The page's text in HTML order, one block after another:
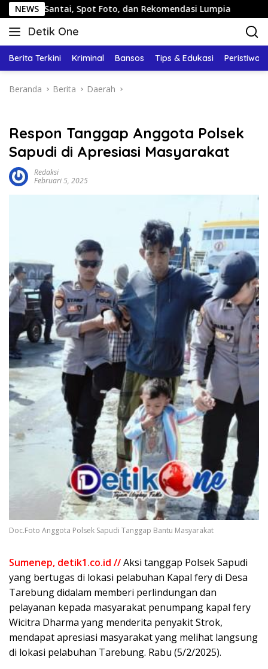
Langsung
ke
konten
NEWSSpot Foto, dan Rekomendasi Lumpia Panduan
Detik One
Tajam
Fakta
Berita Terkini Kriminal Bansos Tips & Edukasi Peristiwa
Beranda Berita Daerah
Respon Tanggap Anggota Polsek
Sapudi di Apresiasi Masyarakat
Redaksi
Februari 5, 2025
Doc.Foto Anggota Polsek Sapudi Tanggap Bantu Masyarakat
Sumenep, detik1.co.id //Aksi tanggap Polsek Sapudi
yang bertugas di lokasi pelabuhan Kapal fery di Desa
Tarebung didalam memberi perlindungan dan
pelayanan kepada masyarakat penumpang kapal fery
Wicitra Dharma yang menderita penyakit Strok,
mendapat apresiasi masyarakat yang melihat langsung
di lokasi pelabuhan Tarebung. Rabu (5/2/2025).